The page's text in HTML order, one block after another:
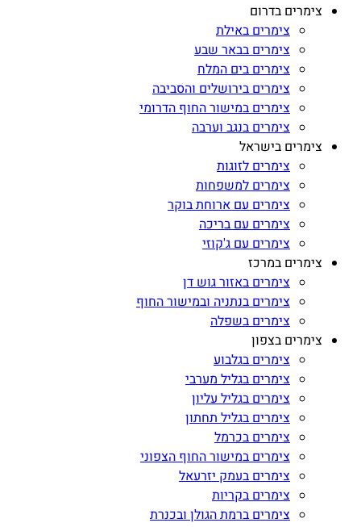
צימרים בדרום
צימרים באילת
צימרים בבאר שבע
צימרים בים המלח
צימרים בירושלים והסביבה
צימרים במישור החוף הדרומי
צימרים בנגב וערבה
צימרים בישראל
צימרים לזוגות
צימרים למשפחות
צימרים עם ארוחת בוקר
צימרים עם בריכה
צימרים עם ג'קוזי
צימרים במרכז
צימרים באזור גוש דן
צימרים בנתניה ובמישור החוף
צימרים בשפלה
צימרים בצפון
צימרים בגלבוע
צימרים בגליל מערבי
צימרים בגליל עליון
צימרים בגליל תחתון
צימרים בכרמל
צימרים במישור החוף הצפוני
צימרים בעמק יזרעאל
צימרים בקריות
צימרים ברמת הגולן ובכנרת